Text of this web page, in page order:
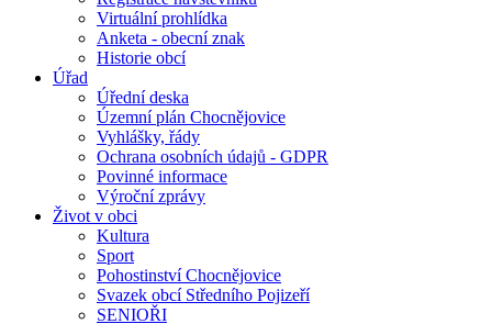
Virtuální prohlídka
Anketa - obecní znak
Historie obcí
Úřad
Úřední deska
Územní plán Chocnějovice
Vyhlášky, řády
Ochrana osobních údajů - GDPR
Povinné informace
Výroční zprávy
Život v obci
Kultura
Sport
Pohostinství Chocnějovice
Svazek obcí Středního Pojizeří
SENIOŘI